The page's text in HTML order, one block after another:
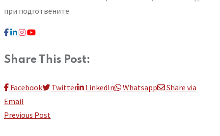
при подготвените.
Share This Post:
Facebook Twitter LinkedIn Whatsapp
Share via
Email
Previous Post